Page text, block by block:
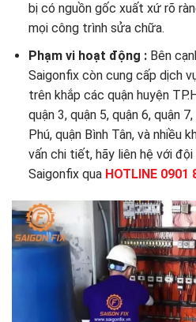
bị có nguồn gốc xuất xứ rõ
mọi công trình sửa chữa.
Phạm vi hoạt động :Bên
Saigonfix còn cung cấp dịch
trên khắp các quận huyện
quận 3, quận 5, quận 6, quận
Phú, quận Bình Tân, và nhiều
vấn chi tiết, hãy liên hệ với đội
Saigonfix qua HOTLINE 0901